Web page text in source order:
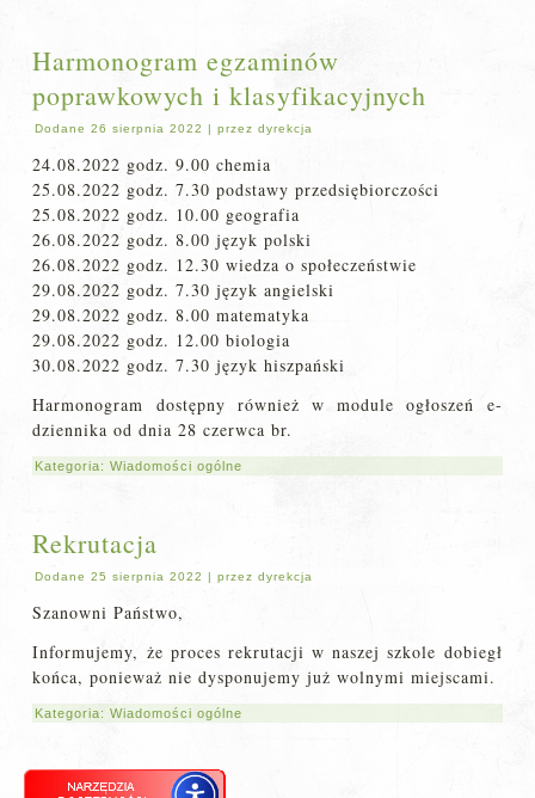
Harmonogram egzaminów
poprawkowych i klasyfikacyjnych
Dodane 26 sierpnia 2022 |przez dyrekcja
24.08.2022 godz. 9.00 chemia
25.08.2022 godz. 7.30 podstawy przedsiębiorczości
25.08.2022 godz. 10.00 geografia
26.08.2022 godz. 8.00 język polski
26.08.2022 godz. 12.30 wiedza o społeczeństwie
29.08.2022 godz. 7.30 język angielski
29.08.2022 godz. 8.00 matematyka
29.08.2022 godz. 12.00 biologia
30.08.2022 godz. 7.30 język hiszpański
Harmonogram dostępny również w module ogłoszeń e-
dziennika od dnia 28 czerwca br.
Kategoria:Wiadomości ogólne
Rekrutacja
Dodane 25 sierpnia 2022 |przez dyrekcja
Szanowni Państwo,
Informujemy, że proces rekrutacji w naszej szkole dobiegł
końca, ponieważ nie dysponujemy już wolnymi miejscami.
Kategoria:Wiadomości ogólne